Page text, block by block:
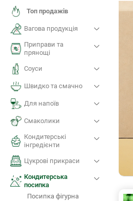
Топ продажів
Вагова продукція
Приправи та
прянощі
Соуси
Швидко та смачно
Для напоїв
Смаколики
Кондитерські
iнгредієнти
Цукрові прикраси
Кондитерська
посипка
Посипка фігурна